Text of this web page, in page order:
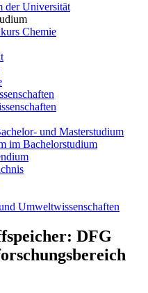
der Universität
Chemie
und Masterstudium
im Bachelorstudium
Umweltwissenschaften
DFG